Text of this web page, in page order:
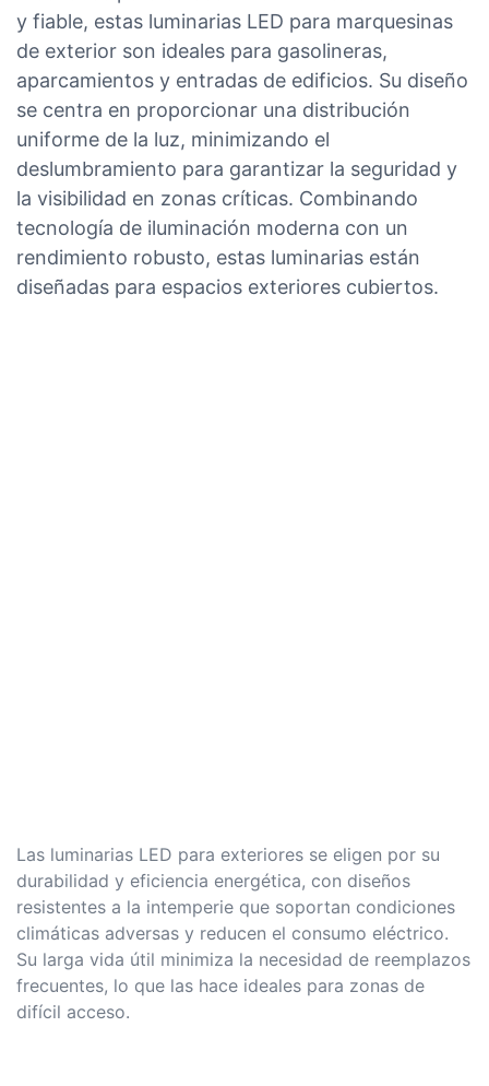
y fiable, estas luminarias LED para marquesinas
de exterior son ideales para gasolineras,
aparcamientos y entradas de edificios. Su diseño
se centra en proporcionar una distribución
uniforme de la luz, minimizando el
deslumbramiento para garantizar la seguridad y
la visibilidad en zonas críticas. Combinando
tecnología de iluminación moderna con un
rendimiento robusto, estas luminarias están
diseñadas para espacios exteriores cubiertos.
Las luminarias LED para exteriores se eligen por su
durabilidad y eficiencia energética, con diseños
resistentes a la intemperie que soportan condiciones
climáticas adversas y reducen el consumo eléctrico.
Su larga vida útil minimiza la necesidad de reemplazos
frecuentes, lo que las hace ideales para zonas de
difícil acceso.